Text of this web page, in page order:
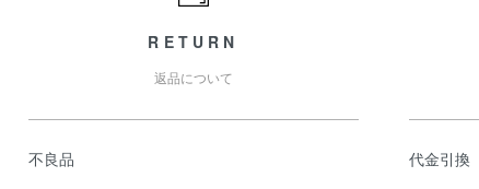
RETURN
返品について
不良品
代金引換